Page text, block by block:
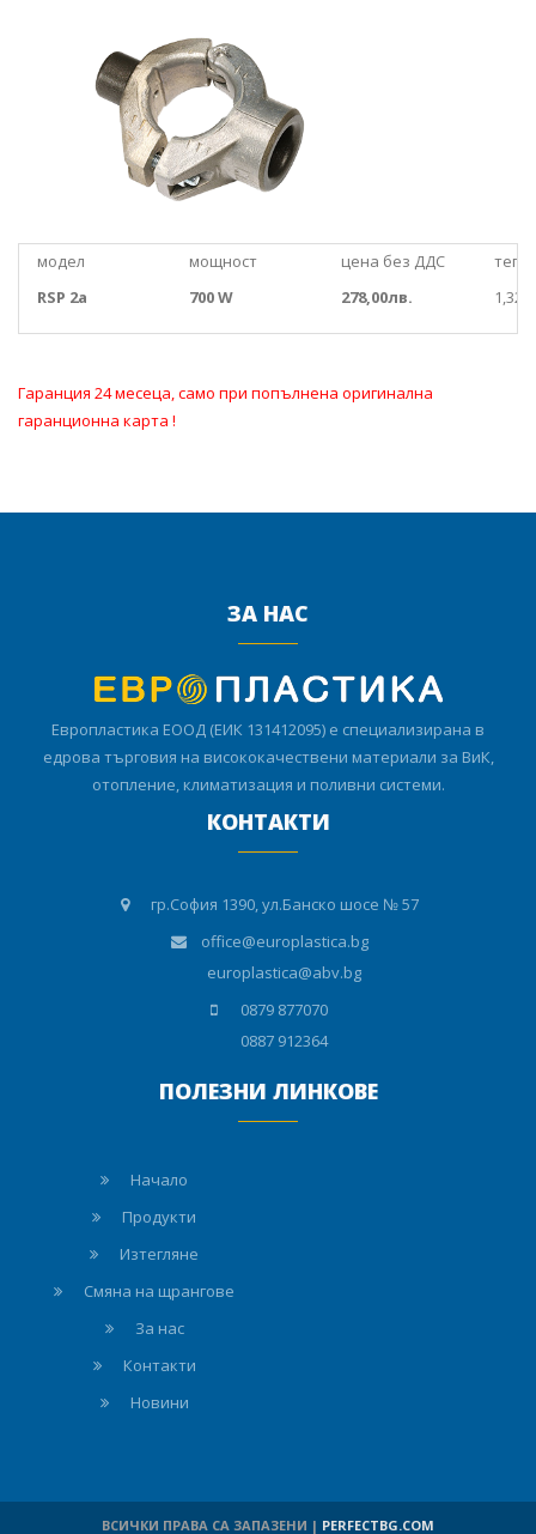
модел мощност цена без ДДС
тегло
RSP 2a
700 W 278,00лв.
Гаранция 24 месеца, само при попълнена оригинална
гаранционна карта !
ЗА НАС
Европластика ЕООД (ЕИК 131412095) е специализирана в
едрова търговия на висококачествени материали за ВиК,
отопление, климатизация и поливни системи.
КОНТАКТИ
гр.София 1390, ул.Банско шосе № 57
office@europlastica.bg
europlastica@abv.bg
0879 877070
0887 912364
ПОЛЕЗНИ ЛИНКОВЕ
Начало
Продукти
Изтегляне
Смяна на щрангове
За нас
Контакти
Новини
ВСИЧКИ ПРАВА СА ЗАПАЗЕНИ | PERFECTBG.COM